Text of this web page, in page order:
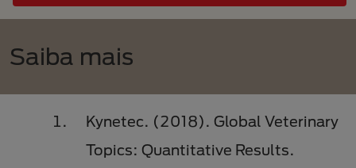
Saiba mais
Kynetec. (2018). Global Veterinary
Topics: Quantitative Results.